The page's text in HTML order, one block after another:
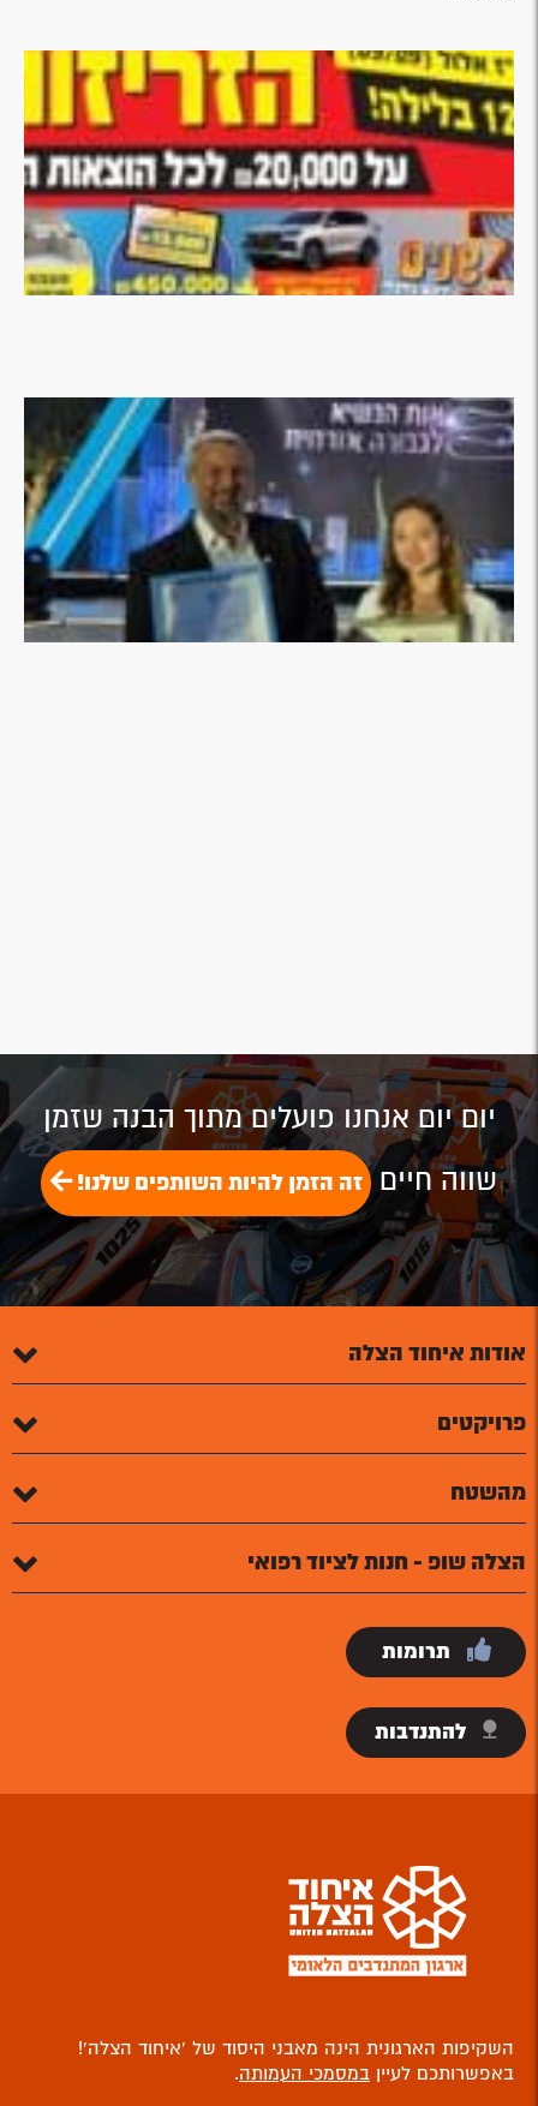
יום יום אנחנו פועלים מתוך הבנה שזמן
שווה חיים זה הזמן להיות השותפים שלנו!
פרויקטים
הצלה שופ - חנות לציוד רפואי
השקיפות הארגונית הינה מאבני היסוד של ‘איחוד הצלה’!
באפשרותכם לעיין
במסמכי העמותה.
לתקנון האתר ומדיניות ביטולי רכישותלחצו כאן
בכל שאלה ועניין – נשמח לעמוד לרשותכם!
יצירת קשר
ניהול וקידום אתר דיגיטל מדיה – אסטרטגיה שיווקית בדיגיטל
ניהול וקידום אתר:דיגיטל מדיה – בניית אתרים| ליווי פרויקט: